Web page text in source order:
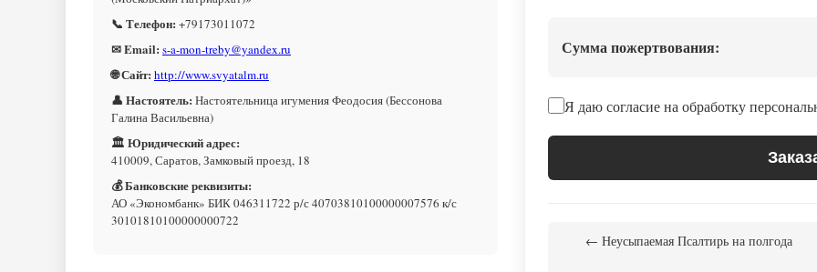
📞 Телефон: +79173011072
✉ Email: s-a-mon-treby@yandex.ru
🌐 Сайт: http://www.svyatalm.ru
👤 Настоятель: Настоятельница игумения Феодосия (Бессонова
Галина Васильевна)
🏛 Юридический адрес:
410009, Саратов, Замковый проезд, 18
💰 Банковские реквизиты:
АО «Экономбанк» БИК 046311722 р/с 40703810100000007576 к/с
30101810100000000722
Сумма пожертвования:
Я даю согласие на обработку
← Неусыпаемая Псалтирь на полгода